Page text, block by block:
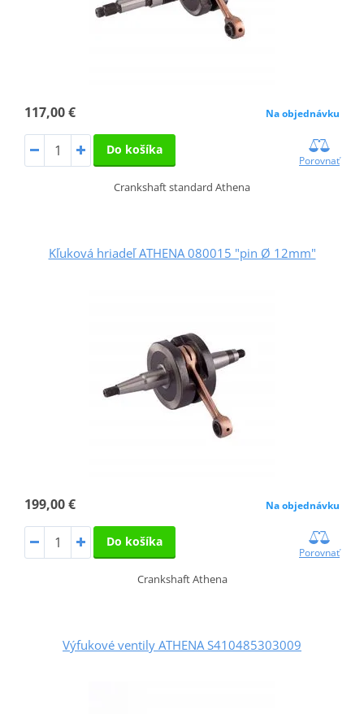
117,00 € Na objednávku
Do košíka
Porovnať
Crankshaft standard Athena
Kľuková hriadeľ ATHENA 080015 "pin Ø 12mm"
199,00 € Na objednávku
Do košíka
Porovnať
Crankshaft Athena
Výfukové ventily ATHENA S410485303009